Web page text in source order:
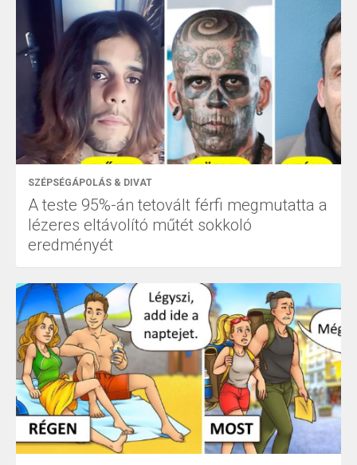
SZÉPSÉGÁPOLÁS & DIVAT
A teste 95%-án tetovált férfi megmutatta a
lézeres eltávolító műtét sokkoló
eredményét